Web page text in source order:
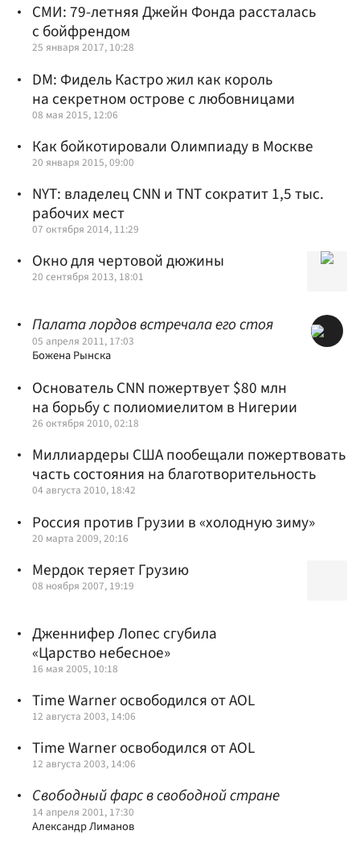
СМИ: 79-летняя Джейн Фонда рассталась
с бойфрендом
25 января 2017, 10:28
DM: Фидель Кастро жил как король
на секретном острове с любовницами
08 мая 2015, 12:06
Как бойкотировали Олимпиаду в Москве
20 января 2015, 09:00
NYT: владелец CNN и TNT сократит 1,5 тыс.
рабочих мест
07 октября 2014, 11:29
Окно для чертовой дюжины
20 сентября 2013, 18:01
Палата лордов встречала его стоя
05 апреля 2011, 17:03
Божена Рынска
Основатель CNN пожертвует $80 млн
на борьбу с полиомиелитом в Нигерии
26 октября 2010, 02:18
Миллиардеры США пообещали пожертвовать
часть состояния на благотворительность
04 августа 2010, 18:42
Россия против Грузии в «холодную зиму»
20 марта 2009, 20:16
Мердок теряет Грузию
08 ноября 2007, 19:19
Дженнифер Лопес сгубила
«Царство небесное»
16 мая 2005, 10:18
Time Warner освободился от AOL
12 августа 2003, 14:06
Time Warner освободился от AOL
12 августа 2003, 14:06
Свободный фарс в свободной стране
14 апреля 2001, 17:30
Александр Лиманов